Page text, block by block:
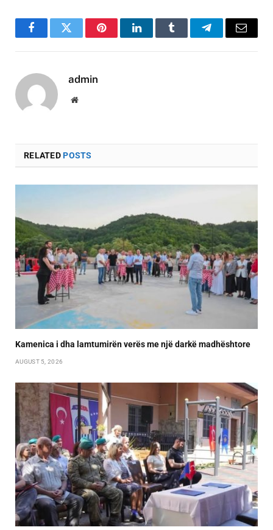
FacebookTwitter PinterestLinkedInTumblr TelegramEmail
admin
Website
RELATEDPOSTS
Kamenica i dha lamtumirën verës me një darkë madhështore
AUGUST 5, 2026